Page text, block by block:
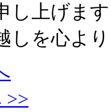
し上げま
しを心よ
>>